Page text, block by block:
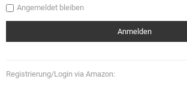
Angemeldet bleiben
Registrierung/Login via Amazon: